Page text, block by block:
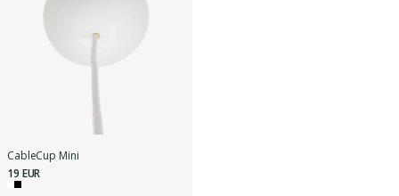
CableCup Mini
19 EUR